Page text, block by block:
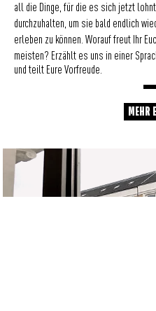
all die Dinge, für die es sich jetzt lohnt
durchzuhalten, um sie bald endlich
erleben zu können. Worauf freut Ihr
meisten? Erzählt es uns in einer
und teilt Eure Vorfreude.
MEHR